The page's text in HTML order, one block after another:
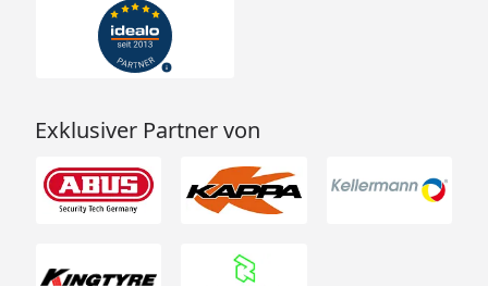
Exklusiver Partner von